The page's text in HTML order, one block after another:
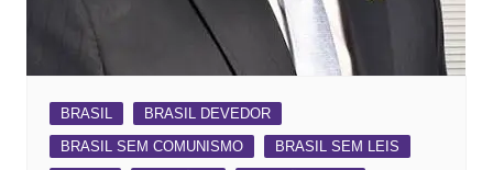
BRASIL
BRASIL DEVEDOR
BRASIL SEM COMUNISMO
BRASIL SEM LEIS